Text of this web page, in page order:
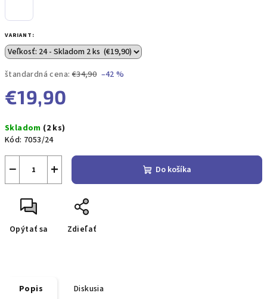
VARIANT:
štandardná cena: €34,90 –42 %
€19,90
cena:
Skladom (2 ks)
Kód: 7053/24
+
− Do košíka
Opýtať sa Zdieľať
Popis Diskusia